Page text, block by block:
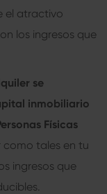
el atractivo
los ingresos que
se
inmobiliario
Físicas
como tales en tu
ingresos que